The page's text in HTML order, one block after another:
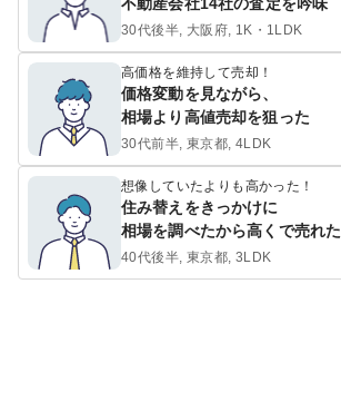
30代後半, 大阪府, 1K・1LDK
高価格を維持して売却！
価格変動を見ながら、
相場より高値売却を狙った
30代前半, 東京都, 4LDK
想像していたよりも高かった！
住み替えをきっかけに
相場を調べたから高くで売れた
40代後半, 東京都, 3LDK